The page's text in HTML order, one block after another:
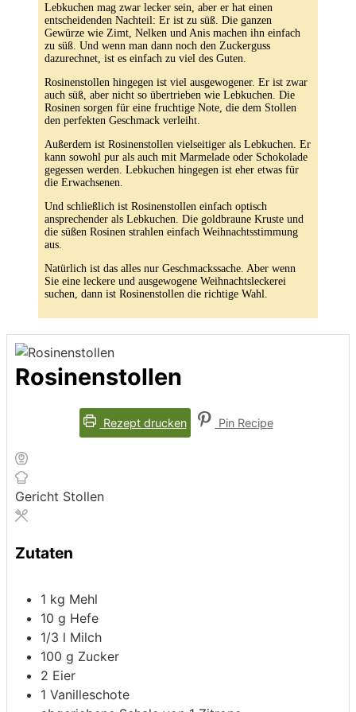
Lebkuchen mag zwar lecker sein, aber er hat einen
entscheidenden Nachteil: Er ist zu süß. Die ganzen
Gewürze wie Zimt, Nelken und Anis machen ihn einfach
zu süß. Und wenn man dann noch den Zuckerguss
dazurechnet, ist es einfach zu viel des Guten.
Rosinenstollen hingegen ist viel ausgewogener. Er ist zwar
auch süß, aber nicht so übertrieben wie Lebkuchen. Die
Rosinen sorgen für eine fruchtige Note, die dem Stollen
den perfekten Geschmack verleiht.
Außerdem ist Rosinenstollen vielseitiger als Lebkuchen. Er
kann sowohl pur als auch mit Marmelade oder Schokolade
gegessen werden. Lebkuchen hingegen ist eher etwas für
die Erwachsenen.
Und schließlich ist Rosinenstollen einfach optisch
ansprechender als Lebkuchen. Die goldbraune Kruste und
die süßen Rosinen strahlen einfach Weihnachtsstimmung
aus.
Natürlich ist das alles nur Geschmackssache. Aber wenn
Sie eine leckere und ausgewogene Weihnachtsleckerei
suchen, dann ist Rosinenstollen die richtige Wahl.
Rosinenstollen
Rezept drucken Pin Recipe
Gericht Stollen
Zutaten
1 kg Mehl
10 g Hefe
1/3 l Milch
100 g Zucker
2 Eier
1 Vanilleschote